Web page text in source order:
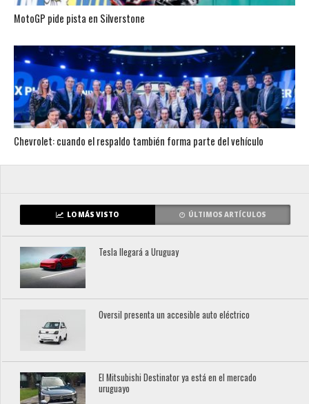
MotoGP pide pista en Silverstone
Chevrolet: cuando el respaldo también forma parte del vehículo
LO MÁS VISTO ÚLTIMOS ARTÍCULOS
Tesla llegará a Uruguay
Oversil presenta un accesible auto eléctrico
El Mitsubishi Destinator ya está en el mercado
uruguayo